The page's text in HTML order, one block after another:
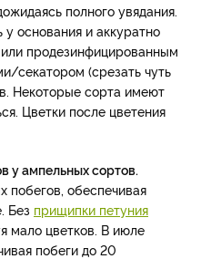
полного увядания.
основания и аккуратно
продезинфицированным
секатором (срезать чуть
Некоторые сорта имеют
Цветки после цветения
у ампельных сортов.
побегов, обеспечивая
Без прищипки петуния
мало цветков. В июле
побеги до 20